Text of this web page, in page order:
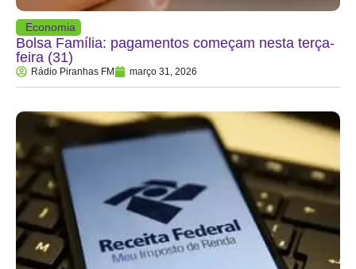
Economia
Bolsa Família: pagamentos começam nesta terça-
feira (31)
Rádio Piranhas FM março 31, 2026